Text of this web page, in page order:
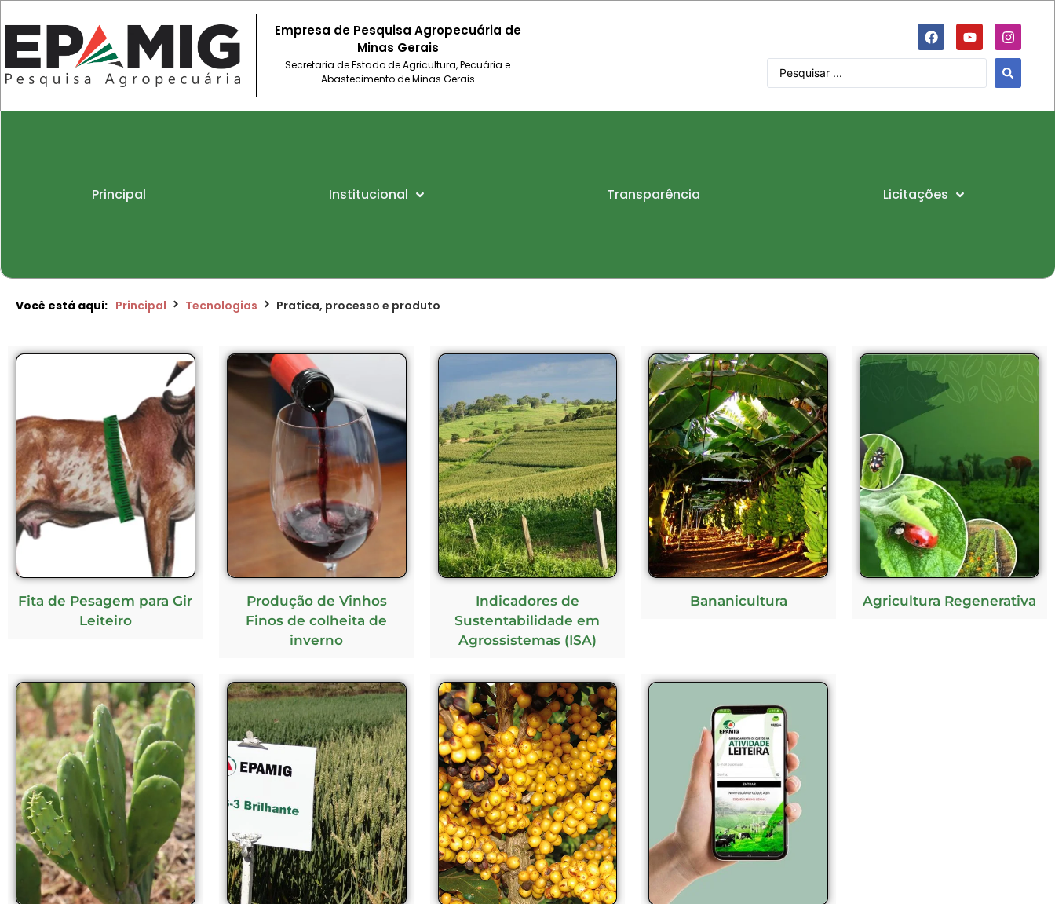
Empresa de Pesquisa Agropecuária de
Minas Gerais
Secretaria de Estado de Agricultura, Pecuária e
Abastecimento de Minas Gerais
Principal Institucional Transparência Licitações
Você está aqui: Principal Tecnologias Pratica, processo e produto
Fita de Pesagem para Gir
Leiteiro
Produção de Vinhos
Finos de colheita de
inverno
Indicadores de
Sustentabilidade em
Agrossistemas (ISA)
Bananicultura Agricultura Regenerativa